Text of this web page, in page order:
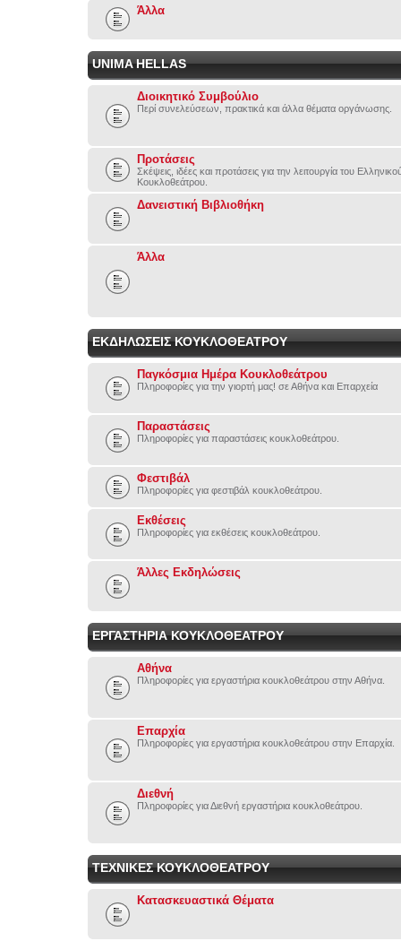
Άλλα
UNIMA HELLAS
Διοικητικό Συμβούλιο
Περί συνελεύσεων, πρακτικά και άλλα θέματα οργάνωσης.
Προτάσεις
Σκέψεις, ιδέες και προτάσεις για την λειτουργία του
Κουκλοθεάτρου.
Δανειστική Βιβλιοθήκη
Άλλα
ΕΚΔΗΛΩΣΕΙΣ ΚΟΥΚΛΟΘΕΑΤΡΟΥ
Παγκόσμια Ημέρα Κουκλοθεάτρου
Πληροφορίες για την γιορτή μας! σε Αθήνα και Επαρχεία
Παραστάσεις
Πληροφορίες για παραστάσεις κουκλοθεάτρου.
Φεστιβάλ
Πληροφορίες για φεστιβάλ κουκλοθεάτρου.
Εκθέσεις
Πληροφορίες για εκθέσεις κουκλοθεάτρου.
Άλλες Εκδηλώσεις
ΕΡΓΑΣΤΗΡΙΑ ΚΟΥΚΛΟΘΕΑΤΡΟΥ
Αθήνα
Πληροφορίες για εργαστήρια κουκλοθεάτρου στην Αθήνα.
Επαρχία
Πληροφορίες για εργαστήρια κουκλοθεάτρου στην Επαρχία.
Διεθνή
Πληροφορίες για Διεθνή εργαστήρια κουκλοθεάτρου.
ΤΕΧΝΙΚΕΣ ΚΟΥΚΛΟΘΕΑΤΡΟΥ
Κατασκευαστικά Θέματα